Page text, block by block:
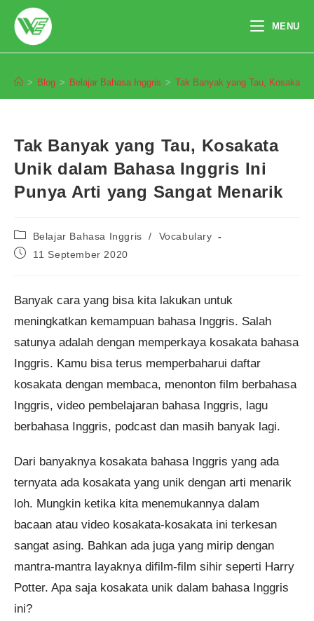
content
MENU
> Blog > Belajar Bahasa Inggris > Tak Banyak yang Tau, Kosakata
Tak Banyak yang Tau, Kosakata
Unik dalam Bahasa Inggris Ini
Punya Arti yang Sangat Menarik
Post
category:
Belajar Bahasa Inggris /
Vocabulary
Post11 September 2020
Banyak cara yang bisa kita lakukan untuk
meningkatkan kemampuan bahasa Inggris. Salah
satunya adalah dengan memperkaya kosakata bahasa
Inggris. Kamu bisa terus memperbaharui daftar
kosakata dengan membaca, menonton film berbahasa
Inggris, video pembelajaran bahasa Inggris, lagu
berbahasa Inggris, podcast dan masih banyak lagi.
Dari banyaknya kosakata bahasa Inggris yang ada
ternyata ada kosakata yang unik dengan arti menarik
loh. Mungkin ketika kita menemukannya dalam
bacaan atau video kosakata-kosakata ini terkesan
sangat asing. Bahkan ada juga yang mirip dengan
mantra-mantra layaknya difilm-film sihir seperti Harry
Potter. Apa saja kosakata unik dalam bahasa Inggris
ini?
Pendaftaran
Sherly Raissa dari Yogyakarta
melakukan pendaftaran program